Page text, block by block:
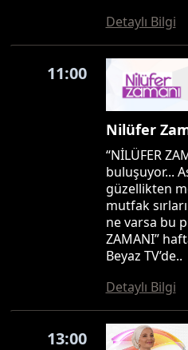
Detaylı Bilgi
11:00
Nilüfer
“NİLÜFER
buluşuyor...
güzellikten
mutfak
ne varsa bu
ZAMANI”
Beyaz TV’de..
Detaylı Bilgi
13:00